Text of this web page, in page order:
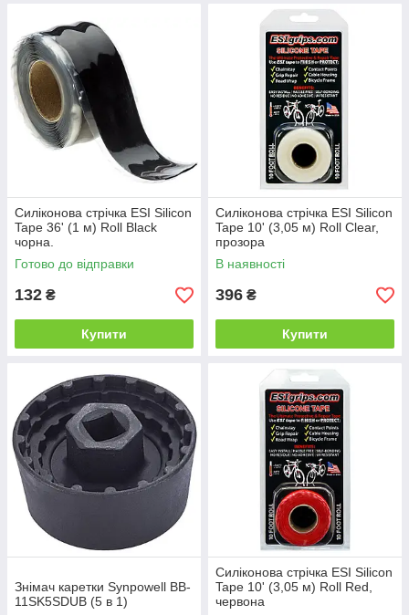
Силіконова стрічка ESI Silicon
Tape 36' (1 м) Roll Black
чорна.
Готово до відправки
132 ₴
Купити
Силіконова стрічка ESI Silicon
Tape 10' (3,05 м) Roll Clear,
прозора
В наявності
396 ₴
Купити
Знімач каретки Synpowell BB-
11SK5SDUB (5 в 1)
Силіконова стрічка ESI Silicon
Tape 10' (3,05 м) Roll Red,
червона